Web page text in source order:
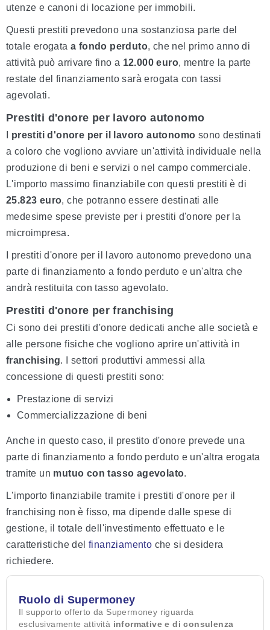
utenze e canoni di locazione per immobili.
Questi prestiti prevedono una sostanziosa parte del
totale erogataa fondo perduto, che nel primo anno di
attività può arrivare fino a 12.000 euro, mentre la parte
restate del finanziamento sarà erogata con tassi
agevolati.
Prestiti d'onore per lavoro autonomo
prestiti d'onore per il lavoro autonomo sono destinati
a coloro che vogliono avviare un'attività individuale nella
produzione di beni e servizi o nel campo commerciale.
L'importo massimo finanziabile con questi prestiti è di
25.823 euro, che potranno essere destinati alle
medesime spese previste per i prestiti d'onore per la
microimpresa.
I prestiti d'onore per il lavoro autonomo prevedono una
parte di finanziamento a fondo perduto e un'altra che
andrà restituita con tasso agevolato.
Prestiti d'onore per franchising
Ci sono dei prestiti d'onore dedicati anche alle società e
alle persone fisiche che vogliono aprire un'attività in
franchising. I settori produttivi ammessi alla
concessione di questi prestiti sono:
Prestazione di servizi
Commercializzazione di beni
Anche in questo caso, il prestito d'onore prevede una
parte di finanziamento a fondo perduto e un'altra erogata
tramite un mutuo con tasso agevolato.
L'importo finanziabile tramite i prestiti d'onore per il
franchising non è fisso, ma dipende dalle spese di
gestione, il totale dell'investimento effettuato e le
caratteristiche del finanziamento che si desidera
richiedere.
Ruolo di Supermoney
Il supporto offerto da Supermoney riguarda
esclusivamente attività informative e di consulenza